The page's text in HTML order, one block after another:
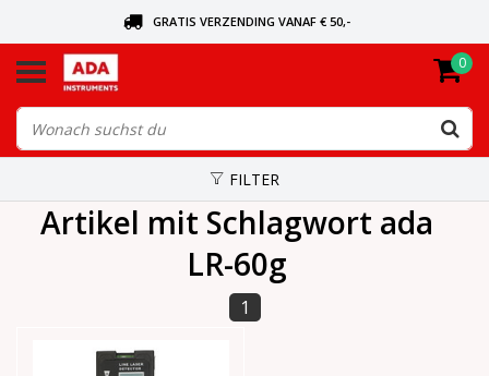
GRATIS VERZENDING VANAF € 50,-
VANDAAG BESTELD, VANDAAG VERZONDEN
0
FILTER
Artikel mit Schlagwort ada
LR-60g
1